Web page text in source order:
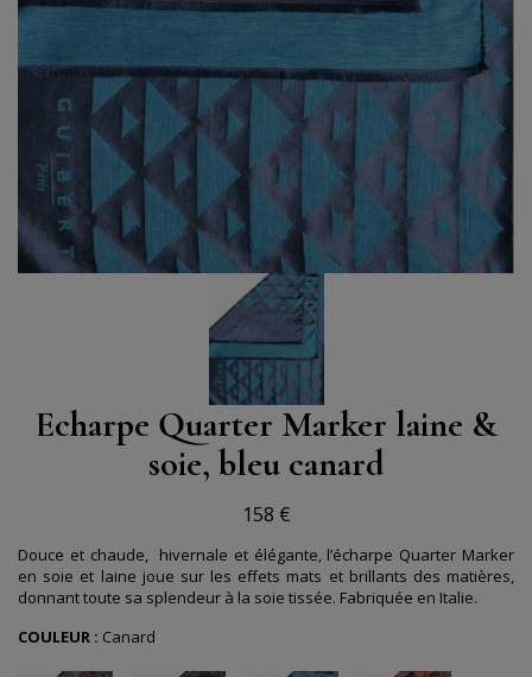
Echarpe Quarter Marker laine &
soie, bleu canard
158 €
Douce et chaude, hivernale et élégante, l’écharpe Quarter Marker
en soie et laine joue sur les effets mats et brillants des matières,
donnant toute sa splendeur à la soie tissée. Fabriquée en Italie.
COULEUR : Canard